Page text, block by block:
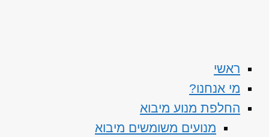
ראשי
מי אנחנו?
החלפת מנוע מיבוא
מנועים משומשים מיבוא